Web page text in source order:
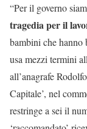
“Per il governo
tragedia per il
bambini che hanno
usa mezzi termini
all’anagrafe
Capitale’, nel
restringe a sei il